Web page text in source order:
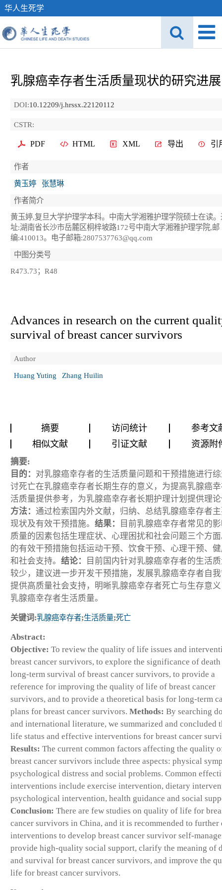
华人生死学
乳腺癌幸存者生活质量现状的研究进展
DOI:10.12209/j.hrssx.22120112
CSTR:
PDF HTML XML 导出 引
作者
黄玉婷
张慧琳
作者简介
黄玉婷,复旦大学护理学本科。中南大学湘雅护理学院硕士在读
址:湖南省长沙市岳麓区桐梓坡路172号中南大学湘雅护理学院,邮
编:410013。电子邮箱:2807537763@qq.com
中图分类号
R473.73；R48
Advances in research on the current
survival of breast cancer survivors
Author
Huang Yuting
Zhang Huilin
摘要 访问统计
参考文
相似文献
引证文献 资源附
摘要:
目的： 对乳腺癌幸存者的生活质量问题和干预措施进行
讨死亡在乳腺癌幸存者长期生存的意义，为提高乳腺癌
活质量提供参考，为乳腺癌幸存者长期护理计划提供理
方法： 通过检索国内外文献，归纳、总结乳腺癌幸存者
现状及有效干预措施。 结果：
目前乳腺癌幸存者常见的
质量的因素包括生理症状、心理困扰和社会问题三个方
的有效干预措施包括运动干预、饮食干预、心理干预、
和社会支持。 结论：
目前国内针对乳腺癌幸存者的生活
较少，建议进一步开发干预措施，发展乳腺癌幸存者自
提供高质量社会支持，明晰乳腺癌幸存者死亡与生存意
乳腺癌幸存者生活质量。
关键词:乳腺癌幸存者;生活质量;死亡
Abstract:
Objective: To review the quality of life issues and
breast cancer survivors, to explore the significance of
long-term survival of breast cancer survivors, to provide a
reference for improving the quality of life of breast cancer
survivors, and to provide a theoretical basis for long-term
plans for breast cancer survivors. Methods: By searching
and international literature, we summarized and concluded
life status and effective interventions for breast cancer
Results: The current common factors affecting the quality
breast cancer survivors include three aspects: physical
psychological distress and social problems. Common
interventions include exercise intervention, dietary
psychological intervention, health guidance and social
Conclusion: There are few studies on quality of life for
cancer survivors in China, and it is recommended to further
interventions to develop breast cancer survivor self-
provide high-quality social support, clarify the meaning of
and survival for breast cancer survivors, and improve the
life for breast cancer survivors.